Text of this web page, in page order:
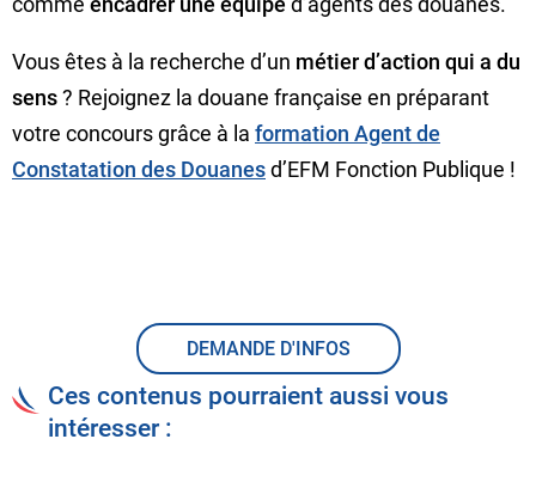
Vous êtes à la recherche d’un métier d’action qui a du
sens? Rejoignez la douane française en préparant
votre concours grâce à la formation Agent de
Constatation des Douanesd’EFM Fonction Publique !
DEMANDE D'INFOS
Ces contenus pourraient aussi vous
intéresser :